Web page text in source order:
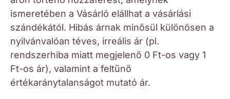
ismeretében a Vásárló elállhat a vásárlási
szándékától. Hibás árnak minősül különösen a
nyilvánvalóan téves, irreális ár (pl.
rendszerhiba miatt megjelenő 0 Ft-os vagy 1
Ft-os ár), valamint a feltűnő
értékaránytalanságot mutató ár.